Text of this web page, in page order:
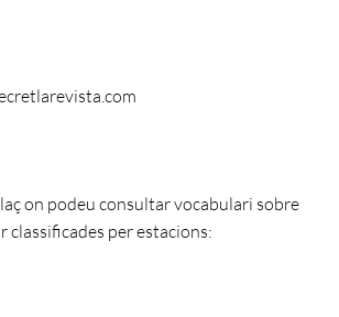
on podeu consultar vocabulari sobre
classificades per estacions: